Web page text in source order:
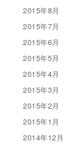
2015年8月
2015年7月
2015年6月
2015年5月
2015年4月
2015年3月
2015年2月
2015年1月
2014年12月